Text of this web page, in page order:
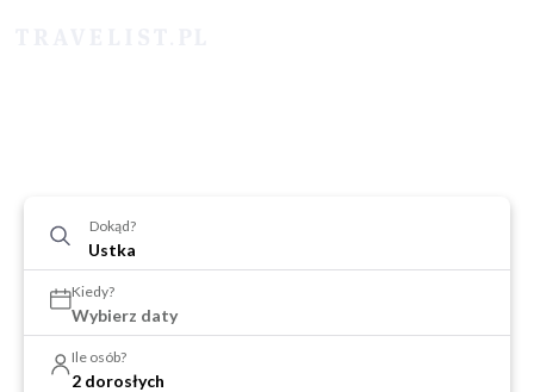
Dokąd?
Kiedy?
Wybierz daty
Ile osób?
2 dorosłych